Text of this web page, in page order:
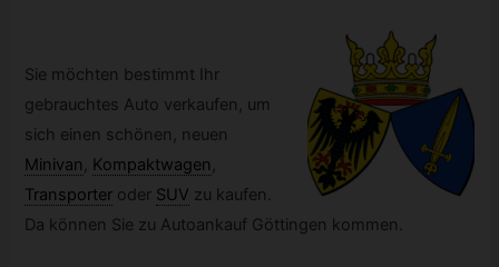
Sie möchten bestimmt Ihr
gebrauchtes Auto verkaufen, um
sich einen schönen, neuen
Minivan , Kompaktwagen ,
Transporter oder SUV zu kaufen.
Da können Sie zu Autoankauf Göttingen kommen.